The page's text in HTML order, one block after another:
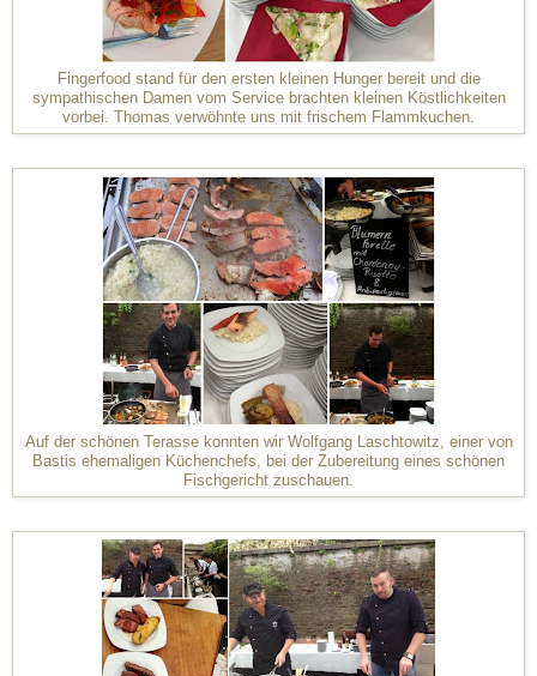
Fingerfood stand für den ersten kleinen Hunger bereit und die
sympathischen Damen vom Service brachten kleinen Köstlichkeiten
vorbei. Thomas verwöhnte uns mit frischem Flammkuchen.
Auf der schönen Terasse konnten wir Wolfgang Laschtowitz, einer von
Bastis ehemaligen Küchenchefs, bei der Zubereitung eines schönen
Fischgericht zuschauen.